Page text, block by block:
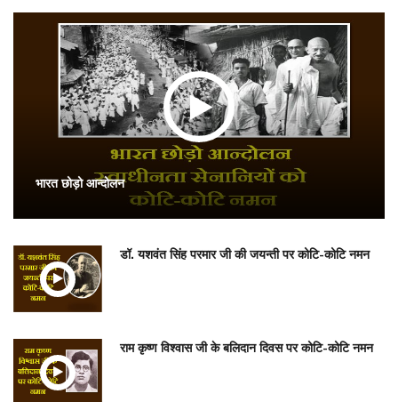
भारत छोड़ो आन्दोलन
डॉ. यशवंत सिंह परमार जी की जयन्ती पर कोटि-कोटि नमन
राम कृष्ण विश्वास जी के बलिदान दिवस पर कोटि-कोटि नमन